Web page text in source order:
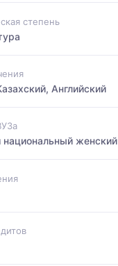
степень
Английский
национальный